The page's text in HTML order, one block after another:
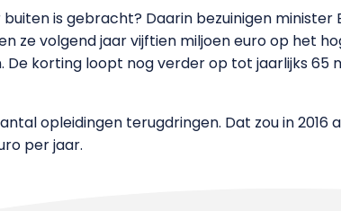
is gebracht? Daarin bezuinigen
ze volgend jaar vijftien miljoen euro op het
korting loopt nog verder op tot jaarlijks 65
opleidingen terugdringen. Dat zou in 2016
per jaar.